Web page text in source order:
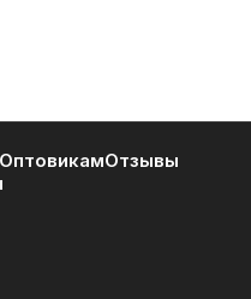
ОптовикамОтзывы